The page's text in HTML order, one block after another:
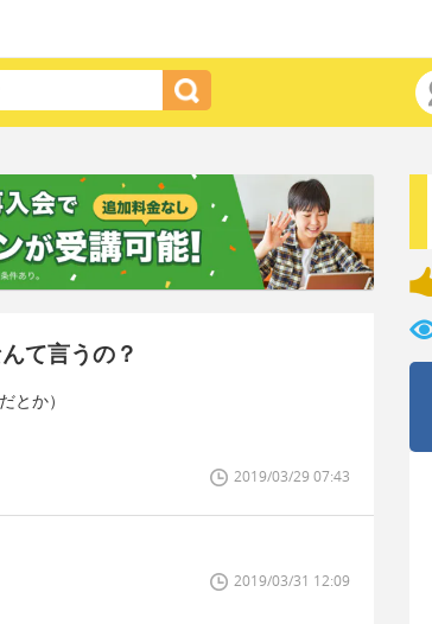
て言うの？
とか）
2019/03/29 07:43
2019/03/31 12:09